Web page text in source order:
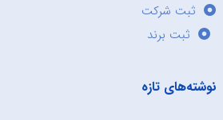
ثبت شرکت
ثبت برند
نوشته‌های تازه